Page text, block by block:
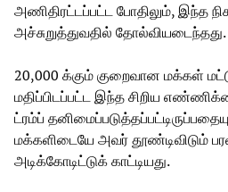
அணிதிரட்டப்பட்ட போதிலும், இந்த
அச்சுறுத்துவதில் தோல்வியடைந்தது.
20,000 க்கும் குறைவான மக்கள்
மதிப்பிடப்பட்ட இந்த சிறிய
ட்ரம்ப்
மக்களிடையே அவர் தூண்டிவிடும்
அடிக்கோடிட்டுக் காட்டியது.